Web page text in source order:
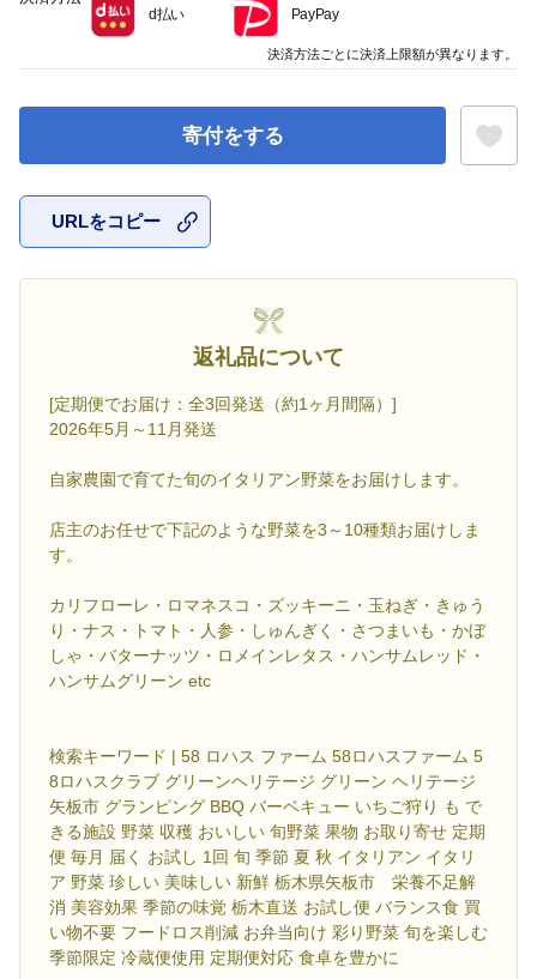
寄付をする
URLをコピー
返礼品について
[定期便でお届け：全3回発送（約1ヶ月間隔）]
2026年5月～11月発送
自家農園で育てた旬のイタリアン野菜をお届けします。
店主のお任せで下記のような野菜を3～10種類お届けしま
す。
カリフローレ・ロマネスコ・ズッキーニ・玉ねぎ・きゅう
り・ナス・トマト・人参・しゅんぎく・さつまいも・かぼ
しゃ・バターナッツ・ロメインレタス・ハンサムレッド・
ハンサムグリーン etc
検索キーワード | 58 ロハス ファーム 58ロハスファーム 5
8ロハスクラブ グリーンヘリテージ グリーン ヘリテージ
矢板市 グランピング BBQ バーベキュー いちご狩り も で
きる施設 野菜 収穫 おいしい 旬野菜 果物 お取り寄せ 定期
便 毎月 届く お試し 1回 旬 季節 夏 秋 イタリアン イタリ
ア 野菜 珍しい 美味しい 新鮮 栃木県矢板市 栄養不足解
消 美容効果 季節の味覚 栃木直送 お試し便 バランス食 買
い物不要 フードロス削減 お弁当向け 彩り野菜 旬を楽しむ
季節限定 冷蔵便使用 定期便対応 食卓を豊かに
d払い PayPay
決済方法ごとに決済上限額が異なります。